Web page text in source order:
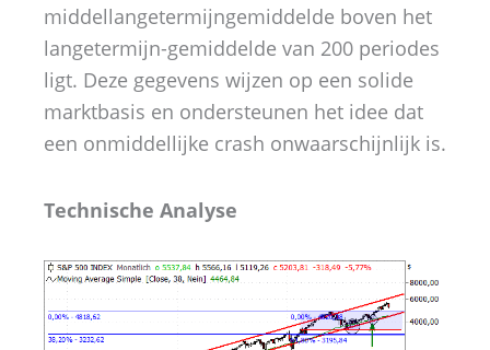
middellangetermijngemiddelde boven het
langetermijn-gemiddelde van 200 periodes
ligt. Deze gegevens wijzen op een solide
marktbasis en ondersteunen het idee dat
een onmiddellijke crash onwaarschijnlijk is.
Technische Analyse